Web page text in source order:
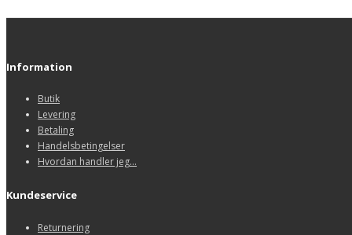
Information
Butik
Levering
Betaling
Handelsbetingelser
Hvordan handler jeg...
Kundeservice
Returnering